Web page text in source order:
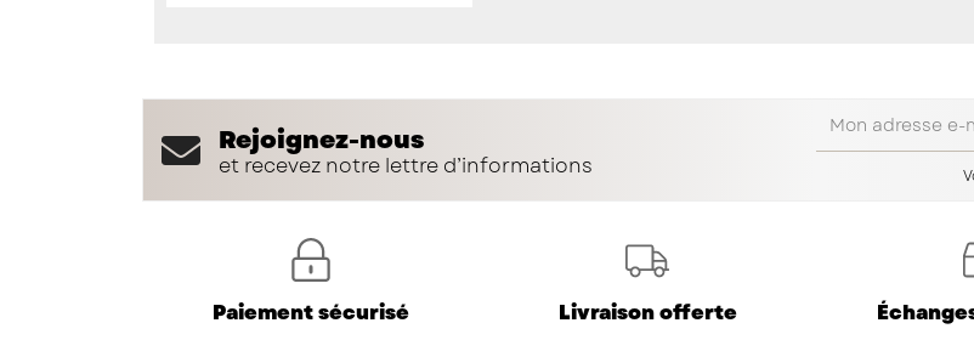
Rejoignez-nous
et recevez notre lettre d’informations
Paiement sécurisé
Livraison offerte